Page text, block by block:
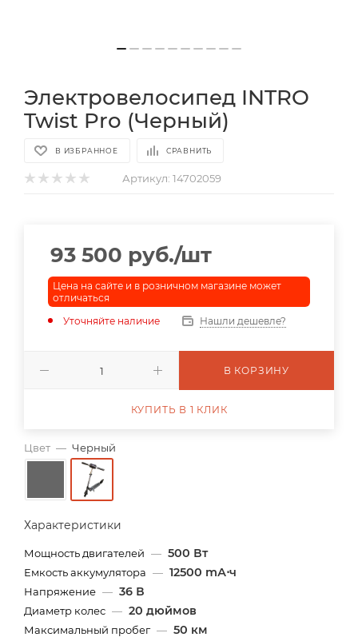
Электровелосипед INTRO
Twist Pro (Черный)
В ИЗБРАННОЕ СРАВНИТЬ
Артикул: 14702059
Цвет — Черный
Характеристики
Мощность двигателей — 500 Вт
Емкость аккумулятора — 12500 mА⋅ч
Напряжение — 36 В
Диаметр колес — 20 дюймов
Максимальный пробег — 50 км
93 500 руб./шт
Цена на сайте и в розничном магазине может
отличаться
Уточняйте наличие
Нашли дешевле?
В КОРЗИНУ
КУПИТЬ В 1 КЛИК